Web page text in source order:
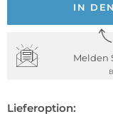
IN
Melden
Lieferoption: